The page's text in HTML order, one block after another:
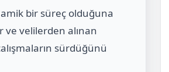
bir süreç olduğuna
velilerden alınan
sürdüğünü